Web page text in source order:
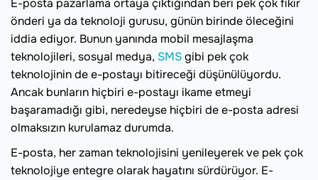
E-posta pazarlama ortaya çıktığından beri pek çok fikir
önderi ya da teknoloji gurusu, günün birinde öleceğini
iddia ediyor. Bunun yanında mobil mesajlaşma
teknolojileri, sosyal medya, SMSgibi pek çok
teknolojinin de e-postayı bitireceği düşünülüyordu.
Ancak bunların hiçbiri e-postayı ikame etmeyi
başaramadığı gibi, neredeyse hiçbiri de e-posta adresi
olmaksızın kurulamaz durumda.
E-posta, her zaman teknolojisini yenileyerek ve pek çok
teknolojiye entegre olarak hayatını sürdürüyor. E-